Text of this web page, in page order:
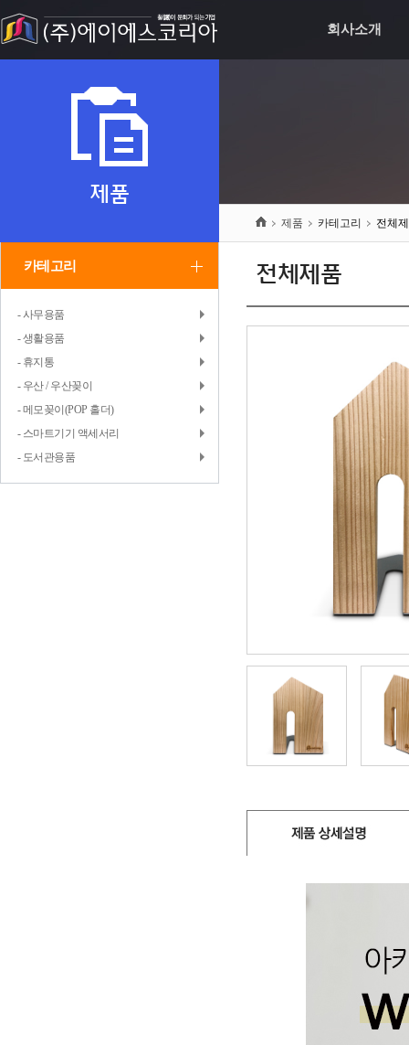
회사소개
제품
카테고리
- 사무용품
- 생활용품
- 휴지통
- 우산 / 우산꽂이
- 메모꽂이(POP 홀더)
- 스마트기기 액세서리
- 도서관용품
제품 카테고리 전체
전체제품